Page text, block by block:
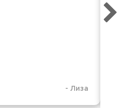
- Лиза
а 6